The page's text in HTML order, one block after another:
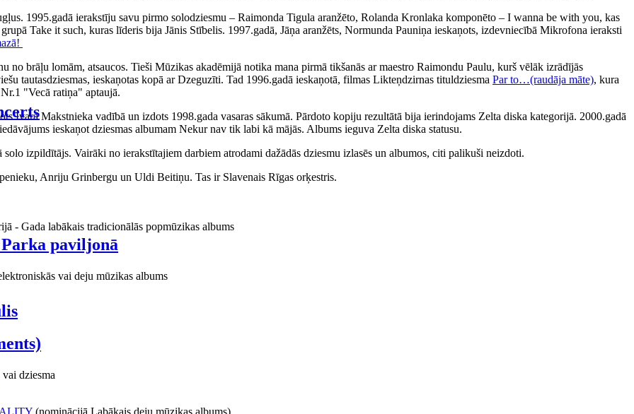
paviljonā
1995.gadā ierakstīju savu pirmo solodziesmu – Raimonda Tigula aranžēto, Rolanda Kronlaka komponēto – I wanna be with you, kas
Take it such, kuras līderis bija Jānis Stībelis. 1997.gadā, Jāņa aranžēts, Normunda Pauniņa ieskaņots, izdevniecībā Mikrofona ieraksti
brāļu lomām, atsaucos. Tieši Mūzikas akadēmijā notika mana pirmā tikšanās ar maestro Raimondu Paulu, kurš vēlāk izrādījās
tautasdziesmas, ieskaņotas kopā ar Dzeguzīti. Tad 1996.gadā ieskaņotā, filmas Likteņdzirnas tituldziesma Par to…(raudāja māte), kura
"Vecā ratiņa" aptaujā.
Ivara Makstnieka vadībā un izdots 1998.gada vasaras sākumā. Pārdoto kopiju rezultātā bija ierindojams Zelta diska kategorijā. 2000.gadā
ieskaņot dziesmas albumam Nekur nav tik labi kā mājās. Albums ieguva Zelta diska statusu.
izpildītājs. Vairāki no ierakstītajiem darbiem atrodami dažādās dziesmu izlasēs un albumos, citi palikuši neizdoti.
Anriju Grinbergu un Uldi Beitiņu. Tas ir Slavenais Rīgas orķestris.
- Gada labākais tradicionālās popmūzikas albums
vai deju mūzikas albums
dziesma
(nominācijā Labākais deju mūzikas albums)